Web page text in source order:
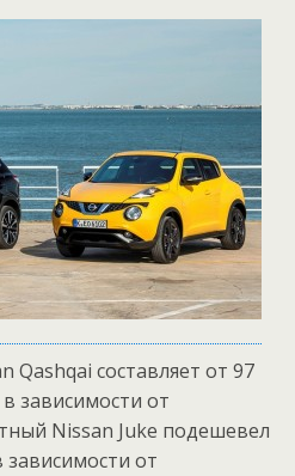
Qashqai составляет от 97
зависимости от
Nissan Juke подешевел
зависимости от